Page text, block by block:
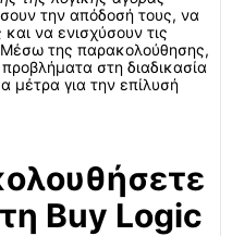
την απόδοσή τους, να
να ενισχύσουν τις
της παρακολούθησης,
στη διαδικασία
μέτρα για την επίλυσή
Buy Logic